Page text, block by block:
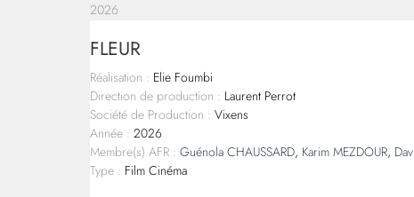
2026
FLEUR
Réalisation : Elie Foumbi
Direction de production : Laurent Perrot
Société de Production : Vixens
Année : 2026
Membre(s) AFR : Guénola CHAUSSARD, Karim MEZDOUR,
Type : Film Cinéma